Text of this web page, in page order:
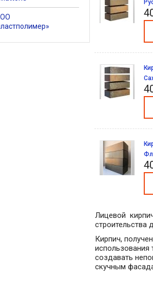
Лицевой
строительства
Кирпич,
использования
создавать
скучным